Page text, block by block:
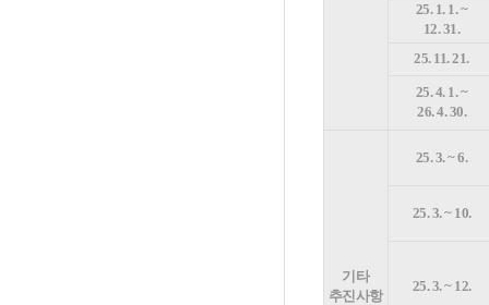
25. 1. 1. ~
12. 31.
25. 11. 21.
25. 4. 1. ~
26. 4. 30.
기타
추진사항
25. 3. ~ 6.
25. 3. ~ 10.
25. 3. ~ 12.